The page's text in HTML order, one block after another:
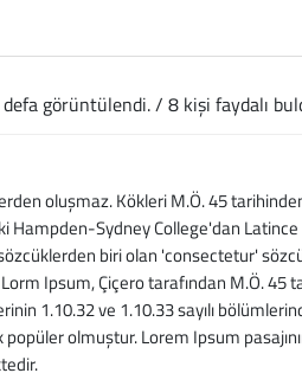
görüntülendi. / 8 kişi faydalı
oluşmaz. Kökleri M.Ö. 45
Hampden-Sydney College'dan
biri olan 'consectetur'
Ipsum, Çiçero tarafından M.Ö. 45
1.10.32 ve 1.10.33 sayılı
olmuştur. Lorem Ipsum